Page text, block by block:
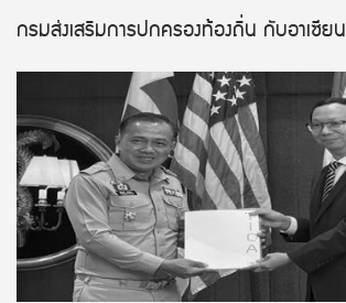
กรมส่งเสริมการปกครองท้องถิ่น กับอาเซียน